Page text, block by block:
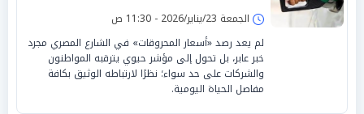
الجمعة 23/يناير/2026 - 11:30 ص
لم يعد رصد «أسعار المحروقات» في الشارع المصري مجرد
خبر عابر، بل تحول إلى مؤشر حيوي يترقبه المواطنون
والشركات على حد سواء؛ نظرًا لارتباطه الوثيق بكافة
مفاصل الحياة اليومية.